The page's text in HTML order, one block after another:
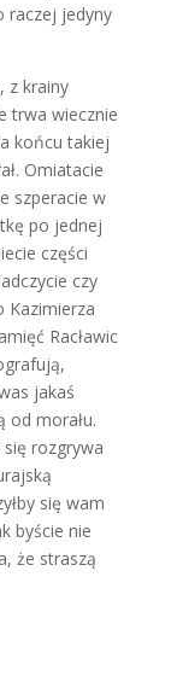
raczej jedyny
z krainy
trwa wiecznie
końcu takiej
Omiatacie
szperacie w
po jednej
części
czy
Kazimierza
Racławic
jakaś
od morału.
rozgrywa
się wam
byście nie
że straszą